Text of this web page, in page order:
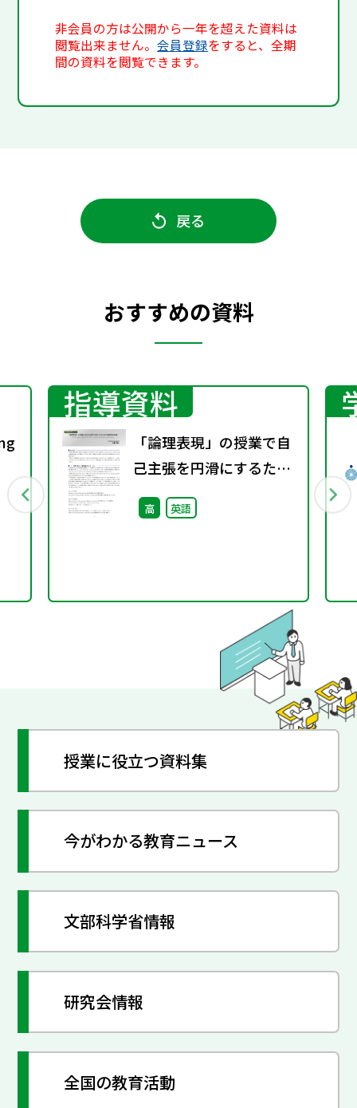
非会員の方は公開から一年を超えた資料は
閲覧出来ません。会員登録をすると、全期
間の資料を閲覧できます。
戻る
おすすめの資料
指導資料
「論理表現」の授業で自
己主張を円滑にするため
の接続詞の指導 ― 対照
を表すwhile、3用法を持
since / because ―
高 英語
授業に役立つ資料集
今がわかる教育ニュース
文部科学省情報
研究会情報
全国の教育活動